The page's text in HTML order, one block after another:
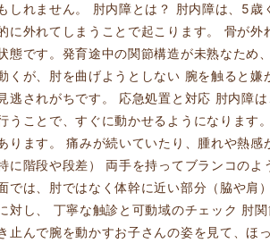
しれません。 肘内障とは？ 肘内障は、5
に外れてしまうことで起こります。 骨が
態です。発育途中の関節構造が未熟なため
くが、肘を曲げようとしない 腕を触ると
逃されがちです。 応急処置と対応 肘内障
うことで、すぐに動かせるようになります
ります。 痛みが続いていたり、腫れや熱
に階段や段差） 両手を持ってブランコの
では、肘ではなく体幹に近い部分（脇や
対し、 丁寧な触診と可動域のチェック 肘
止んで腕を動かすお子さんの姿を見て、